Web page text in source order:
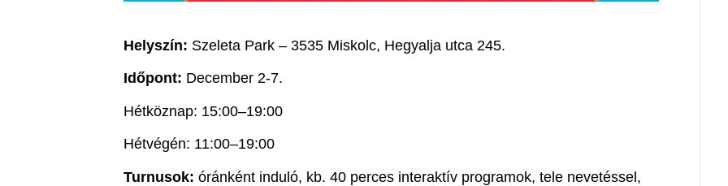
Helyszín: Szeleta Park – 3535 Miskolc, Hegyalja utca 245.
Időpont: December 2-7.
Hétköznap: 15:00–19:00
Hétvégén: 11:00–19:00
Turnusok: óránként induló, kb. 40 perces interaktív programok, tele nevetéssel,